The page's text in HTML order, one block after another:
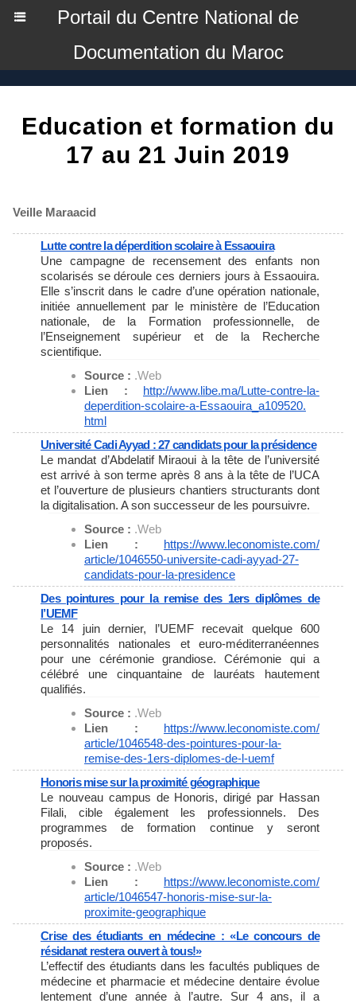
Portail du Centre National de
Documentation du Maroc
Education et formation du
17 au 21 Juin 2019
Veille Maraacid
Lutte contre la déperdition scolaire à Essaouira
Une campagne de recensement des enfants non
scolarisés se déroule ces derniers jours à Essaouira.
Elle s’inscrit dans le cadre d’une opération nationale,
initiée annuellement par le ministère de l’Education
nationale, de la Formation professionnelle, de
l’Enseignement supérieur et de la Recherche
scientifique.
Source : .Web
Lien : http://www.libe.ma/Lutte-contre-la-
deperdition-scolaire-a-Essaouira_a109520.
html
Université Cadi Ayyad : 27 candidats pour la présidence
Le mandat d’Abdelatif Miraoui à la tête de l’université
est arrivé à son terme après 8 ans à la tête de l’UCA
et l’ouverture de plusieurs chantiers structurants dont
la digitalisation. A son successeur de les poursuivre.
Source : .Web
Lien : https://www.leconomiste.com/
article/1046550-universite-cadi-ayyad-27-
candidats-pour-la-presidence
Des pointures pour la remise des 1ers diplômes de
l’UEMF
Le 14 juin dernier, l’UEMF recevait quelque 600
personnalités nationales et euro-méditerranéennes
pour une cérémonie grandiose. Cérémonie qui a
célébré une cinquantaine de lauréats hautement
qualifiés.
Source : .Web
Lien : https://www.leconomiste.com/
article/1046548-des-pointures-pour-la-
remise-des-1ers-diplomes-de-l-uemf
Honoris mise sur la proximité géographique
Le nouveau campus de Honoris, dirigé par Hassan
Filali, cible également les professionnels. Des
programmes de formation continue y seront
proposés.
Source : .Web
Lien : https://www.leconomiste.com/
article/1046547-honoris-mise-sur-la-
proximite-geographique
Crise des étudiants en médecine : «Le concours de
résidanat restera ouvert à tous!»
L’effectif des étudiants dans les facultés publiques de
médecine et pharmacie et médecine dentaire évolue
lentement d’une année à l’autre. Sur 4 ans, il a